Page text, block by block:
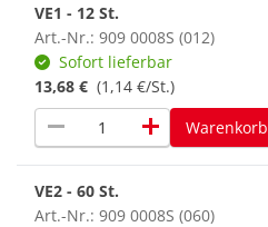
VE1 - 12 St.
Art.-Nr.: 909 0008S (012)
Sofort lieferbar
13,68 € (1,14 €/St.)
remove add Warenkorb
VE2 - 60 St.
Art.-Nr.: 909 0008S (060)